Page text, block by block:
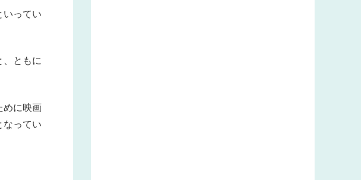
いってい
、ともに
めに映画
なってい